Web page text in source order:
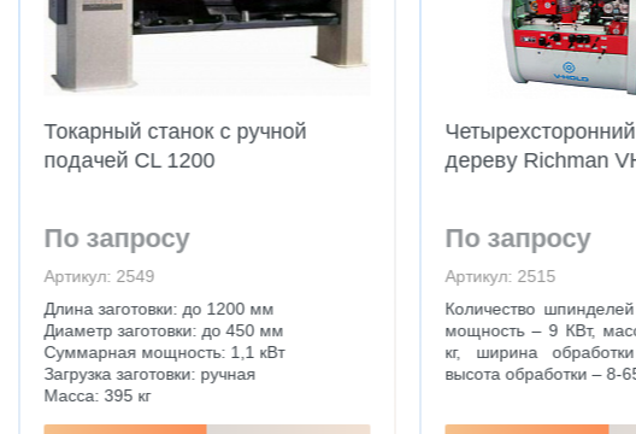
Токарный станок с ручной
подачей CL 1200
По запросу
Артикул: 2549
Длина заготовки: до 1200 мм
Диаметр заготовки: до 450 мм
Суммарная мощность: 1,1 кВт
Загрузка заготовки: ручная
Масса: 395 кг
дереву Richman
По запросу
Артикул: 2515
Количество
мощность – 9 КВт,
кг, ширина
высота обработки – 8-